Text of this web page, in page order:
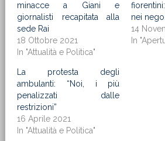
minacce a Giani e
giornalisti recapitata alla
sede Rai
18 Ottobre 2021
In "Attualità e Politica"
nei
14
In
La protesta degli
ambulanti: “Noi, i più
penalizzati dalle
restrizioni”
16 Aprile 2021
In "Attualità e Politica"